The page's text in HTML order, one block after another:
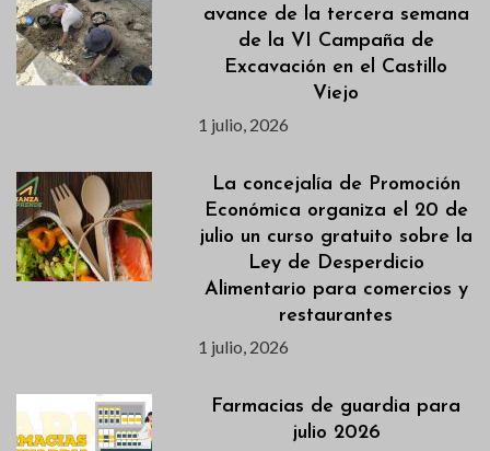
avance de la tercera semana
de la VI Campaña de
Excavación en el Castillo
Viejo
1 julio, 2026
La concejalía de Promoción
Económica organiza el 20 de
julio un curso gratuito sobre la
Ley de Desperdicio
Alimentario para comercios y
restaurantes
1 julio, 2026
Farmacias de guardia para
julio 2026